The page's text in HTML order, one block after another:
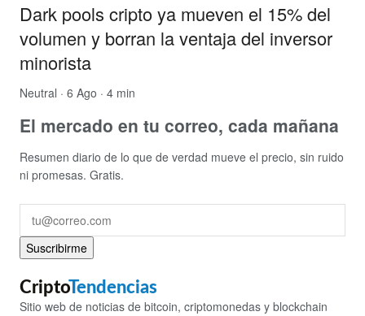
Dark pools cripto ya mueven el 15% del
volumen y borran la ventaja del inversor
minorista
Neutral · 6 Ago · 4 min
El mercado en tu correo, cada mañana
Resumen diario de lo que de verdad mueve el precio, sin ruido
ni promesas. Gratis.
Suscribirme
CriptoTendencias
Sitio web de noticias de bitcoin, criptomonedas y blockchain